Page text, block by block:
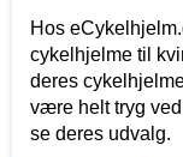
Hos
cykelhjelme til
deres
være helt tryg
se deres udvalg.